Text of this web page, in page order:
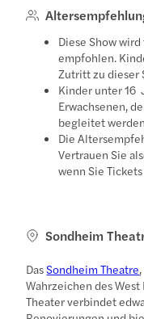
Diese Show
empfohlen.
Zutritt zu dieser
Kinder unter 16
Erwachsenen,
begleitet
Die
Vertrauen Sie
wenn Sie
Sondheim
DasSondheim Theatre
Wahrzeichen des
Theater verbindet